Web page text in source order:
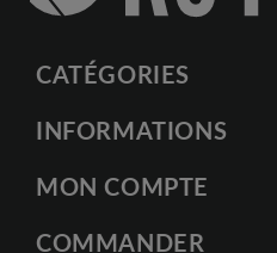
CATÉGORIES
INFORMATIONS
MON COMPTE
COMMANDER